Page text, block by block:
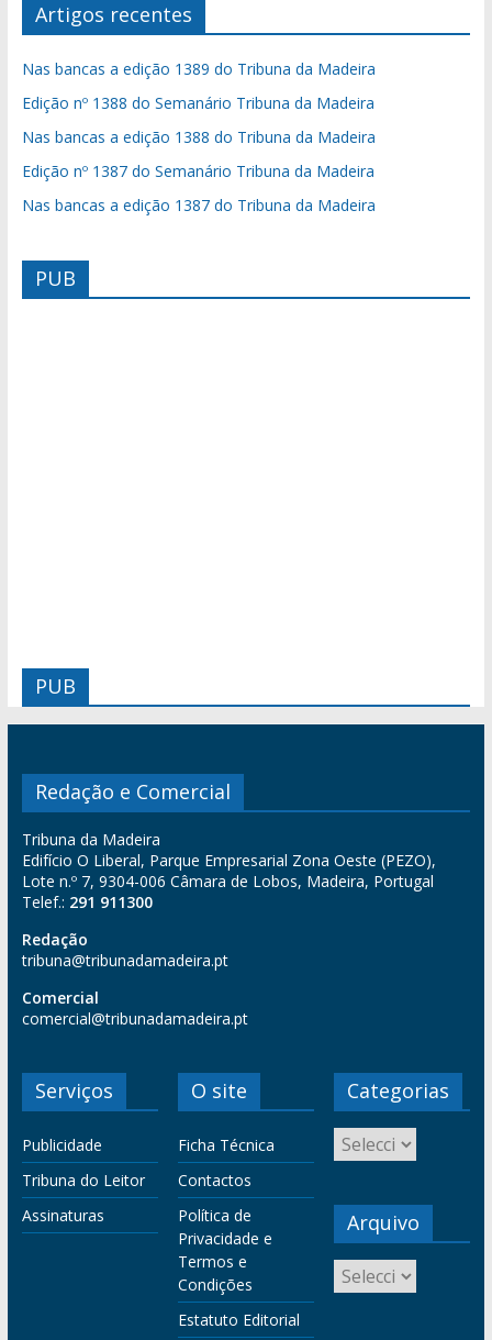
Artigos recentes
Nas bancas a edição 1389 do Tribuna da Madeira
Edição nº 1388 do Semanário Tribuna da Madeira
Nas bancas a edição 1388 do Tribuna da Madeira
Edição nº 1387 do Semanário Tribuna da Madeira
Nas bancas a edição 1387 do Tribuna da Madeira
PUB
PUB
Redação e Comercial
Tribuna da Madeira
Edifício O Liberal, Parque Empresarial Zona Oeste (PEZO),
Lote n.º 7, 9304-006 Câmara de Lobos, Madeira, Portugal
Telef.: 291 911300
Redação
tribuna@tribunadamadeira.pt
Comercial
comercial@tribunadamadeira.pt
Serviços
Publicidade
Tribuna do Leitor
Assinaturas
O site
Ficha Técnica
Contactos
Política de
Privacidade e
Termos e
Condições
Estatuto Editorial
Categorias
Arquivo